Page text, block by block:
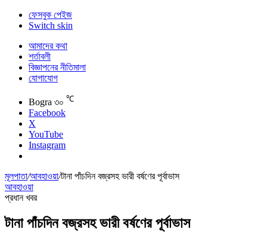
ফেসবুক পেইজ
Switch skin
আমাদের কথা
শর্তাবলী
বিজ্ঞাপনের নীতিমালা
যোগাযোগ
Bogra ৩০ ℃
Facebook
X
YouTube
Instagram
মূলপাতা/আবহাওয়া/টানা পাঁচদিন বজ্রসহ ভারী বর্ষণের পূর্বাভাস
আবহাওয়া
প্রধান খবর
টানা পাঁচদিন বজ্রসহ ভারী বর্ষণের পূর্বাভাস